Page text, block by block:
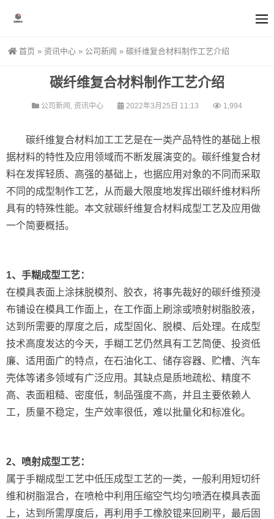
首页 » 资讯中心 » 公司新闻 » 碳纤维复合材料制作工艺介绍
碳纤维复合材料制作工艺介绍
公司新闻 , 资讯中心 2022年3月25日 11:13 1,994
碳纤维复合材料加工工艺是在一类产品特性的基础上根
据材料的特性及应用领域而不断发展演变的。碳纤维复合材
料在发挥轻质、高强的基础上，也据应用对象的不同而采取
不同的成型制作工艺，从而最大限度地发挥出碳纤维材料所
具有的特殊性能。本文就碳纤维复合材料成型工艺及应用做
一个简要概括。
1、手糊成型工艺：
在模具表面上涂抹脱模剂、胶衣，将事先裁好的碳纤维预浸
布铺设在模具工作面上，在工作面上刷涂或喷射树脂胶液，
达到所需要的厚度之后，成型固化、脱模、后处理。在成型
技术高度发达的今天，手糊工艺仍然具有工艺简便、投资低
廉、适用面广的特点，在石油化工、储存容器、贮槽、汽车
壳体等诸多领域有广泛应用。其缺点是质地疏松、精度不
高、表面粗糙、密度低，制品强度不高，并且主要依赖人
工，质量不稳定，生产效率很低，难以批量化和标准化。
2、喷射成型工艺：
属于手糊成型工艺中低压成型工艺的一类，一般利用短切纤
维和树脂混合，在喷枪中利用压缩空气均匀喷洒在模具表面
上，达到所需厚度后，再利用手工橡胶锟来回刷平，最后固